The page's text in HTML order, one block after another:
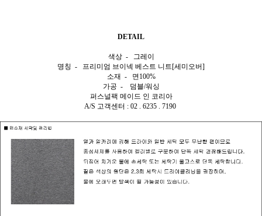
DETAIL
색상 - 그레이
명칭 - 프리미엄 브이넥 베스트 니트[세미오버]
소재 - 면100%
가공 - 덤블/워싱
퍼스널팩 메이드 인 코리아
A/S 고객센터 : 02 . 6235 . 7190